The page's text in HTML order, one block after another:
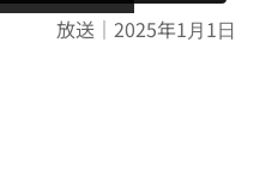
放送｜2025年1月1日